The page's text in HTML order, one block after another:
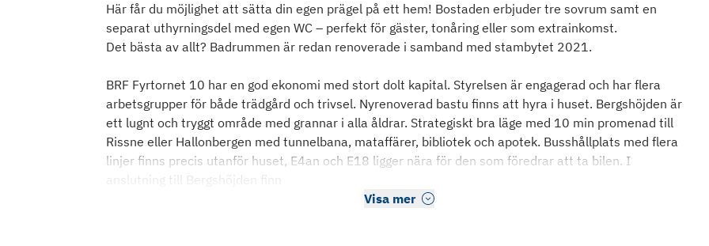
Här får du möjlighet att sätta din egen prägel på ett hem! Bostaden erbjuder tre sovrum samt en
separat uthyrningsdel med egen WC – perfekt för gäster, tonåring eller som extrainkomst.
Det bästa av allt? Badrummen är redan renoverade i samband med stambytet 2021.
BRF Fyrtornet 10 har en god ekonomi med stort dolt kapital. Styrelsen är engagerad och har flera
arbetsgrupper för både trädgård och trivsel. Nyrenoverad bastu finns att hyra i huset. Bergshöjden är
ett lugnt och tryggt område med grannar i alla åldrar. Strategiskt bra läge med 10 min promenad till
Rissne eller Hallonbergen med tunnelbana, mataffärer, bibliotek och apotek. Busshållplats med flera
linjer finns precis utanför huset, E4an och E18 ligger nära för den som föredrar att ta bilen. I
anslutning till Bergshöjden finn
Visa mer